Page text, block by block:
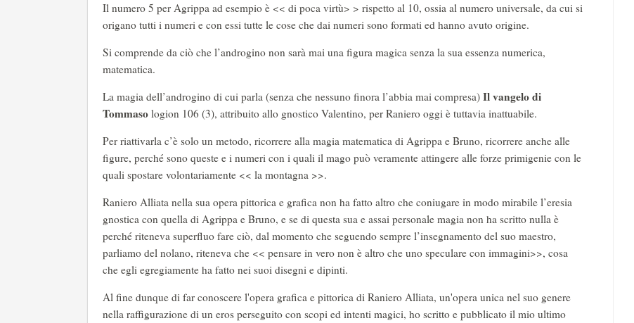
Il numero 5 per Agrippa ad esempio è << di poca virtù> > rispetto al 10, ossia al numero universale, da cui si
origano tutti i numeri e con essi tutte le cose che dai numeri sono formati ed hanno avuto origine.
Si comprende da ciò che l’androgino non sarà mai una figura magica senza la sua essenza numerica,
matematica.
La magia dell’androgino di cui parla (senza che nessuno finora l’abbia mai compresa) Il vangelo di
Tommaso logion 106 (3), attribuito allo gnostico Valentino, per Raniero oggi è tuttavia inattuabile.
Per riattivarla c’è solo un metodo, ricorrere alla magia matematica di Agrippa e Bruno, ricorrere anche alle
figure, perché sono queste e i numeri con i quali il mago può veramente attingere alle forze primigenie con le
quali spostare volontariamente << la montagna >>.
Raniero Alliata nella sua opera pittorica e grafica non ha fatto altro che coniugare in modo mirabile l’eresia
gnostica con quella di Agrippa e Bruno, e se di questa sua e assai personale magia non ha scritto nulla è
perché riteneva superfluo fare ciò, dal momento che seguendo sempre l’insegnamento del suo maestro,
parliamo del nolano, riteneva che << pensare in vero non è altro che uno speculare con immagini>>, cosa
che egli egregiamente ha fatto nei suoi disegni e dipinti.
Al fine dunque di far conoscere l'opera grafica e pittorica di Raniero Alliata, un'opera unica nel suo genere
nella raffigurazione di un eros perseguito con scopi ed intenti magici, ho scritto e pubblicato il mio ultimo